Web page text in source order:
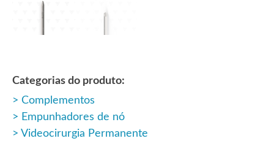
Categorias do produto:
Complementos
Empunhadores de nó
Videocirurgia Permanente